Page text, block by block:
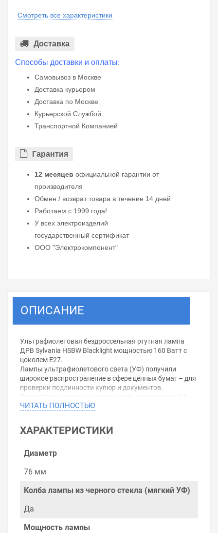
Смотреть все характеристики
Доставка
Способы доставки и оплаты:
Самовывоз в Москве
Доставка курьером
Доставка по Москве
Курьерской Службой
Транспортной Компанией
Гарантия
12 месяцев официальной гарантии от
производителя
Обмен / возврат товара в течение 14 дней
Работаем с 1999 года!
У всех электроизделий
государственный сертификат
ООО "Электрокомпонент"
ОПИСАНИЕ
Ультрафиолетовая бездроссельная ртутная лампа
ДРВ Sylvania HSBW Blacklight мощностью 160 Ватт с
цоколем E27.
Лампы ультрафиолетового света (УФ) получили
широкое распространение в сфере ценных бумаг – для
проверки подлинности купюр и документов.
Существует несколько видов ламп, излучающих УФ-
лучи.
Ртутная лампа сделана из стекла Вуда, которое
задерживает видимое излучение и пропускает
Линейные лампы.
широко используются фотографами и декораторами, а
объектов.
Выбор УФ-лампы зависит от вида работы, для которой
аппаратах для проверки валюты, где необходимо
ЧИТАТЬ ПОЛНОСТЬЮ
ХАРАКТЕРИСТИКИ
Диаметр
76 мм
Колба лампы из черного стекла (мягкий УФ)
Да
Мощность лампы